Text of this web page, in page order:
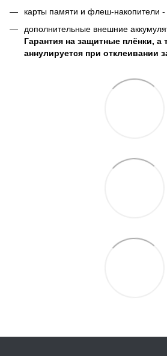
карты памяти и флеш-накопители
дополнительные внешние
Гарантия на защитные плёнки, а
аннулируется при отклеивании